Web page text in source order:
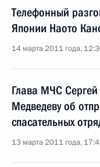
Телефонный
Японии Наото
14 марта 2011 года,
Глава МЧС
Медведеву об
спасательных
13 марта 2011 года,